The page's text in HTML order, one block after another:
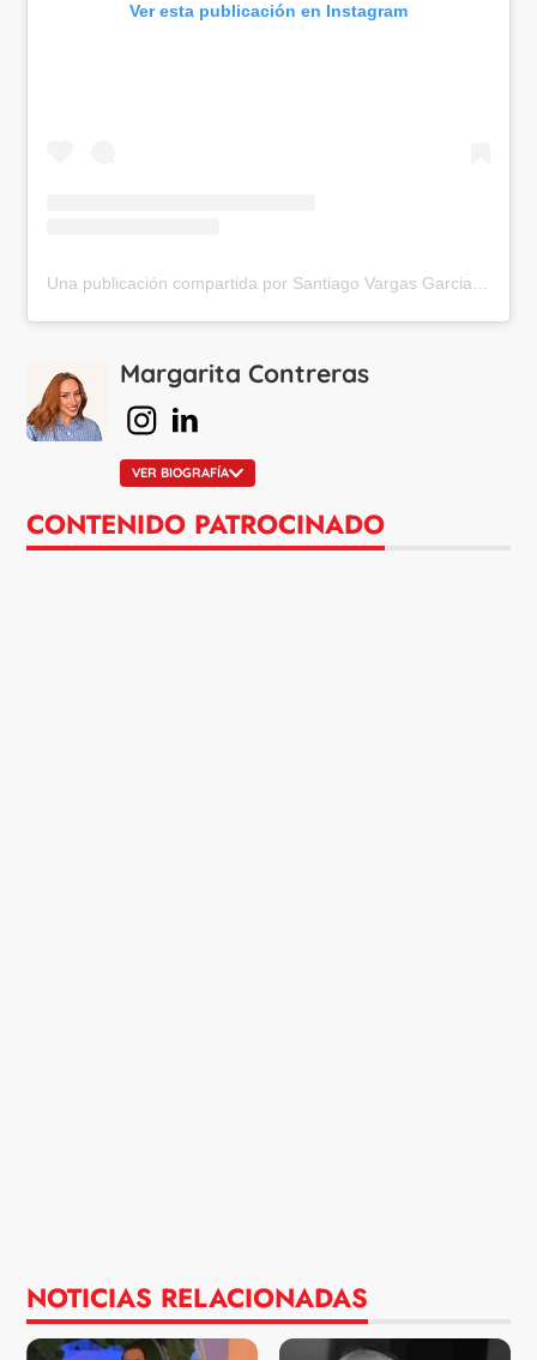
Ver esta publicación en Instagram
Margarita Contreras
en Instagram
en Linkedin
VER BIOGRAFÍA
CONTENIDO PATROCINADO
NOTICIAS RELACIONADAS